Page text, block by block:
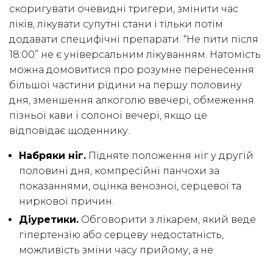
скоригувати очевидні тригери, змінити час
ліків, лікувати супутні стани і тільки потім
додавати специфічні препарати. “Не пити після
18:00” не є універсальним лікуванням. Натомість
можна домовитися про розумне перенесення
більшої частини рідини на першу половину
дня, зменшення алкоголю ввечері, обмеження
пізньої кави і солоної вечері, якщо це
відповідає щоденнику.
Набряки ніг. Підняте положення ніг у другій
половині дня, компресійні панчохи за
показаннями, оцінка венозної, серцевої та
ниркової причин.
Діуретики. Обговорити з лікарем, який веде
гіпертензію або серцеву недостатність,
можливість зміни часу прийому, а не